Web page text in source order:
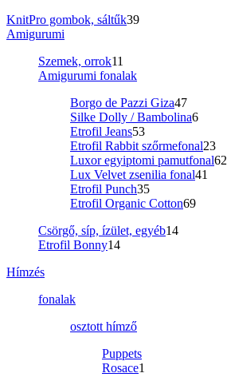
KnitPro gombok, sáltűk39
Amigurumi
Szemek, orrok11
Amigurumi fonalak
Borgo de Pazzi Giza47
Silke Dolly / Bambolina6
Etrofil Jeans53
Etrofil Rabbit szőrmefonal23
Luxor egyiptomi pamutfonal62
Lux Velvet zsenilia fonal41
Etrofil Punch35
Etrofil Organic Cotton69
Csörgő, síp, ízület, egyéb14
Etrofil Bonny14
Hímzés
fonalak
osztott hímző
Puppets
Rosace1